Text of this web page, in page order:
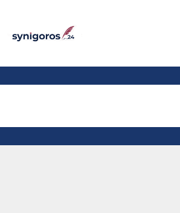
κυρίως περιεχόμενο